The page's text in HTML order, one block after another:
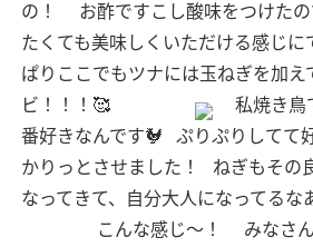
の！
お酢ですこし酸味をつけた
たくても美味しくいただける感じに
ぱりここでもツナには玉ねぎを加え
ビ！！！🥰
私焼き鳥
番好きなんです🐓 ぷりぷりしてて
かりっとさせました！
ねぎもその
なってきて、自分大人になってる
こんな感じ〜！
みなさ